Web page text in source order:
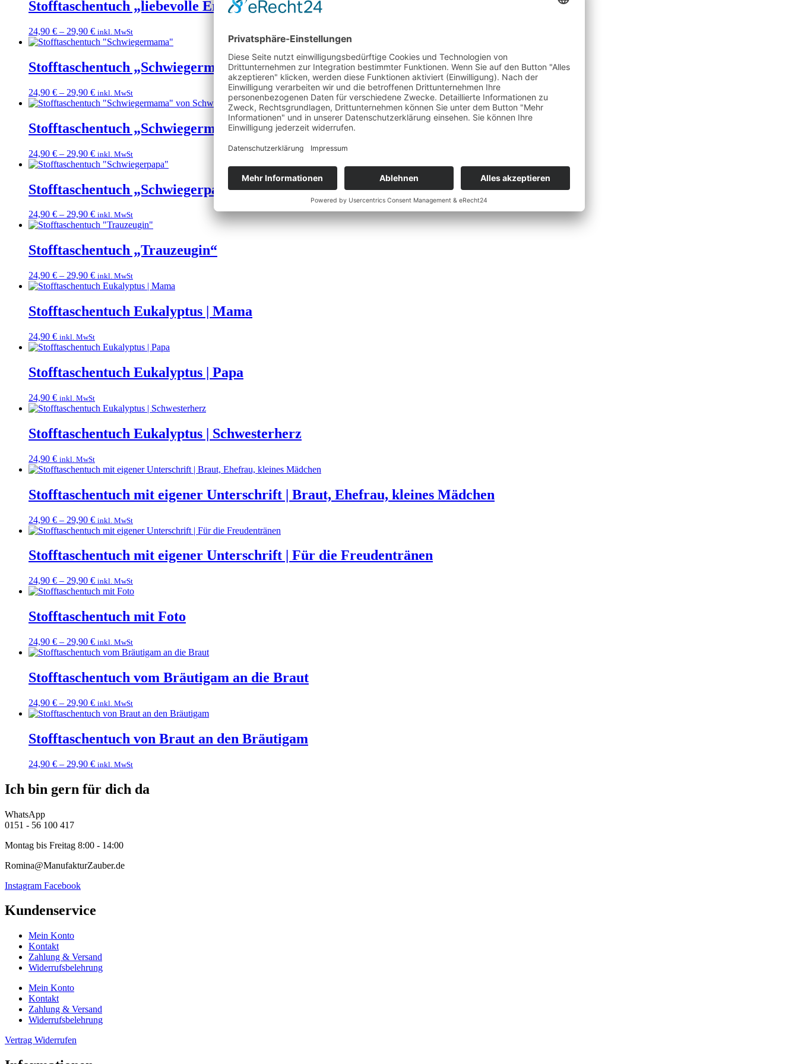
Stofftaschentuch „liebevolle Erinnerung“
24,90 € – 29,90 € inkl. MwSt
Stofftaschentuch „Schwiegermama“
24,90 € – 29,90 € inkl. MwSt
Stofftaschentuch „Schwiegermama“ von Schwiegersohn
24,90 € – 29,90 € inkl. MwSt
Stofftaschentuch „Schwiegerpapa“
24,90 € – 29,90 € inkl. MwSt
Stofftaschentuch „Trauzeugin“
24,90 € – 29,90 € inkl. MwSt
Stofftaschentuch Eukalyptus | Mama
24,90 € inkl. MwSt
Stofftaschentuch Eukalyptus | Papa
24,90 € inkl. MwSt
Stofftaschentuch Eukalyptus | Schwesterherz
24,90 € inkl. MwSt
Stofftaschentuch mit eigener Unterschrift | Braut, Ehefrau, kleines Mädchen
24,90 € – 29,90 € inkl. MwSt
Stofftaschentuch mit eigener Unterschrift | Für die Freudentränen
24,90 € – 29,90 € inkl. MwSt
Stofftaschentuch mit Foto
24,90 € – 29,90 € inkl. MwSt
Stofftaschentuch vom Bräutigam an die Braut
24,90 € – 29,90 € inkl. MwSt
Stofftaschentuch von Braut an den Bräutigam
24,90 € – 29,90 € inkl. MwSt
Ich bin gern für dich da
WhatsApp
0151 - 56 100 417
Montag bis Freitag 8:00 - 14:00
Romina@ManufakturZauber.de
Instagram Facebook
Kundenservice
Mein Konto
Kontakt
Zahlung & Versand
Widerrufsbelehrung
Mein Konto
Kontakt
Zahlung & Versand
Widerrufsbelehrung
Vertrag Widerrufen